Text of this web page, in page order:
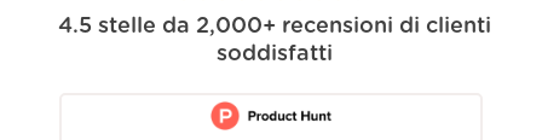
4.5 stelle da 2,000+ recensioni di clienti
soddisfatti